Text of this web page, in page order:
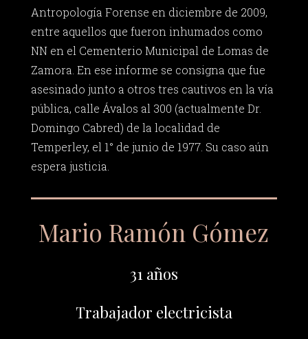
Antropología Forense en diciembre de 2009,
entre aquellos que fueron inhumados como
NN en el Cementerio Municipal de Lomas de
Zamora. En ese informe se consigna que fue
asesinado junto a otros tres cautivos en la vía
pública, calle Ávalos al 300 (actualmente Dr.
Domingo Cabred) de la localidad de
Temperley, el 1° de junio de 1977. Su caso aún
espera justicia.
Mario Ramón Gómez
31 años
Trabajador electricista